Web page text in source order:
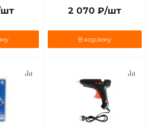
2 070 ₽/шт
В корзину